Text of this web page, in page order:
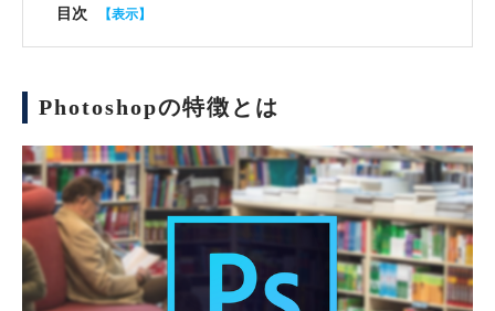
目次
Photoshopの特徴とは